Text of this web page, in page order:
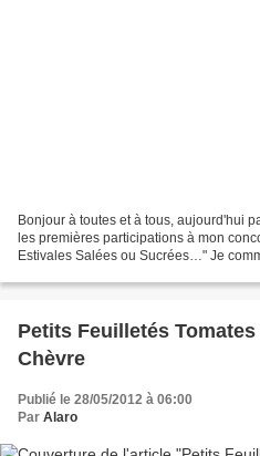
Bonjour à toutes et à tous, aujourd'hui
les premières participations à mon
Estivales Salées ou Sucrées…" Je
Petits Feuilletés
Chèvre
Publié le 28/05/2012 à 06:00
Par Alaro